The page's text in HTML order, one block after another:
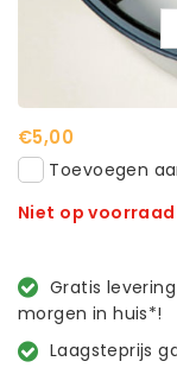
€5,00
Toevoegen
Niet op voorraad
Gratis
morgen in huis*!
Laagsteprijs